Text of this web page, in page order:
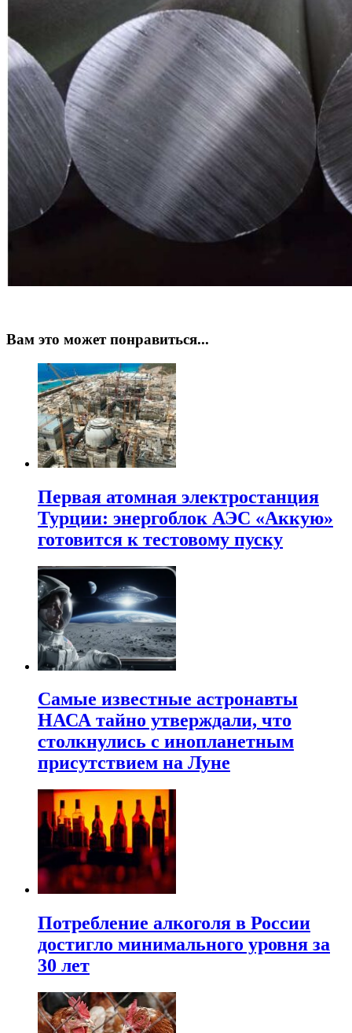
Вам это может понравиться...
Первая атомная электростанция
Турции: энергоблок АЭС «Аккую»
готовится к тестовому пуску
Самые известные астронавты
НАСА тайно утверждали, что
столкнулись с инопланетным
присутствием на Луне
Потребление алкоголя в России
достигло минимального уровня за
30 лет